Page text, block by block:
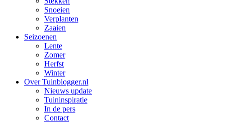
Snoeien
Verplanten
Zaaien
Seizoenen
Lente
Zomer
Herfst
Winter
Over Tuinblogger.nl
Nieuws update
Tuininspiratie
In de pers
Contact